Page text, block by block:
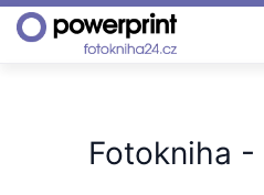
Fotoknihy
Fotokniha -